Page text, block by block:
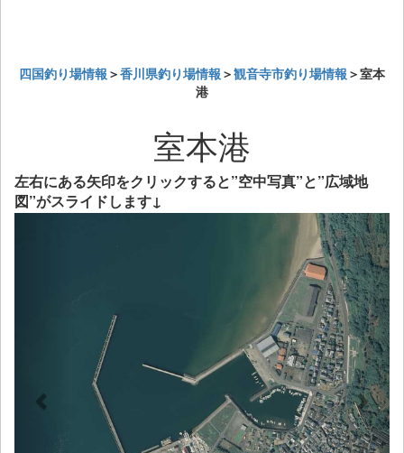
四国釣り場情報 ＞香川県釣り場情報 ＞観音寺市釣り場情報 ＞室本
港
室本港
左右にある矢印をクリックすると”空中写真”と”広域地
図”がスライドします↓
Next